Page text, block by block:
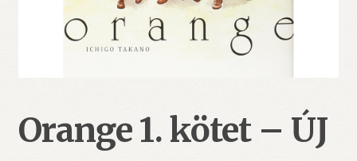
Orange 1. kötet – ÚJ